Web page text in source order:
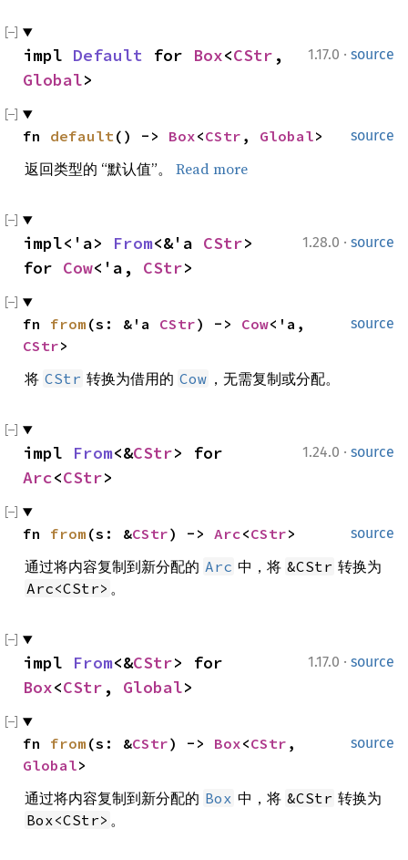
1.17.0 · source
impl Default for Box<CStr
Global>
source
fn default() -> Box<CStr , Global>
返回类型的 “默认值”。 Read more
1.28.0 · source
impl<'a> From<&'a CStr>
for Cow<'a, CStr>
source
fn from (s: &'a CStr) -> Cow
CStr>
将 CStr 转换为借用的 Cow ，无需复制或分配。
1.24.0 · source
impl From<&CStr
Arc<CStr>
source
fn from (s: &CStr) -> Arc<CStr>
通过将内容复制到新分配的 Arc 中，将 &CStr 转换为
Arc<CStr> 。
1.17.0 · source
impl From<&CStr
Box<CStr , Global>
source
fn from (s: &CStr) -> Box<CStr
Global>
通过将内容复制到新分配的 Box 中，将 &CStr 转换为
Box<CStr> 。